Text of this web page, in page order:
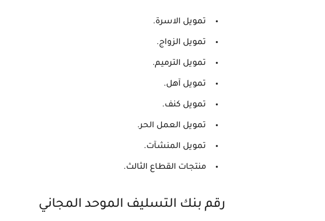
تمويل الاسرة.
تمويل الزواج.
تمويل الترميم.
تمويل آهل.
تمويل كنف.
تمويل العمل الحر.
تمويل المنشآت.
منتجات القطاع الثالث.
رقم بنك التسليف الموحد المجاني